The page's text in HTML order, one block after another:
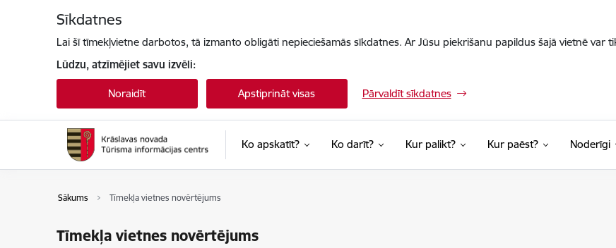
Sīkdatnes
Lai šī tīmekļvietne darbotos, tā izmanto obligāti nepieciešamās sīkdatnes. Ar Jūsu piekrišanu papildus šajā vietnē var
Lūdzu, atzīmējiet savu izvēli:
Noraidīt Apstiprināt visas Pārvaldīt sīkdatnes
Ko apskatīt? Ko darīt? Kur palikt? Kur paēst? Noderīgi
Sākums Tīmekļa vietnes novērtējums
Tīmekļa vietnes novērtējums